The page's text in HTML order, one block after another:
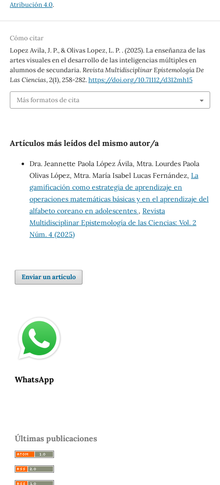
Atribución 4.0.
Cómo citar
Lopez Avila, J. P., & Olivas Lopez, L. P. . (2025). La enseñanza de las
artes visuales en el desarrollo de las inteligencias múltiples en
alumnos de secundaria.Revista Multidisciplinar Epistemología De
Las Ciencias,2(1), 258-282.https://doi.org/10.71112/d312mh15
Más formatos de cita
Artículos más leídos del mismo autor/a
Dra. Jeannette Paola López Ávila, Mtra. Lourdes Paola
Olivas López, Mtra. María Isabel Lucas Fernández, La
gamificación como estrategia de aprendizaje en
operaciones matemáticas básicas y en el aprendizaje del
alfabeto coreano en adolescentes , Revista
Multidisciplinar Epistemología de las Ciencias: Vol. 2
Núm. 4 (2025)
Enviar un artículo
WhatsApp
Últimas publicaciones